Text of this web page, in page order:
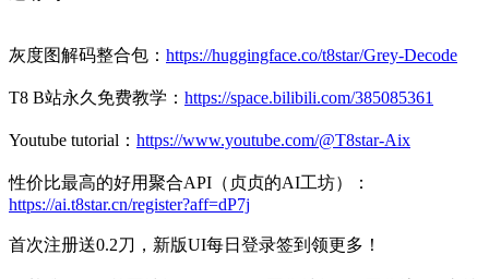
灰度图解码整合包： https://huggingface.co/t8star/Grey-Decode
T8 B站永久免费教学： https://space.bilibili.com/385085361
Youtube tutorial： https://www.youtube.com/@T8star-Aix
性价比最高的好用聚合API（贞贞的AI工坊）：
https://ai.t8star.cn/register?aff=dP7j
首次注册送0.2刀，新版UI每日登录签到领更多！